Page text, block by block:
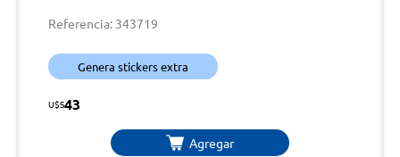
Referencia: 343719
Genera stickers extra
U$S43
Agregar